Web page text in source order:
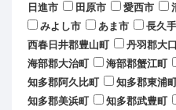
日進市
田原市 愛西市
みよし市
あま市 長久
西春日井郡豊山町
丹羽郡大
海部郡大治町
海部郡蟹江町
知多郡阿久比町
知多郡東浦
知多郡美浜町
知多郡武豊町